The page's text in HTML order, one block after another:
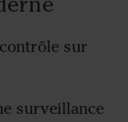
sur
surveillance